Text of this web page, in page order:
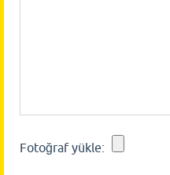
Fotoğraf yükle: